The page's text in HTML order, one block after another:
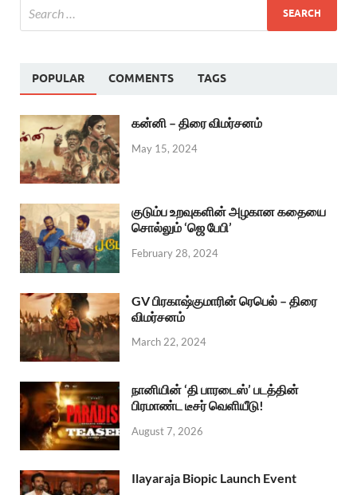
POPULAR COMMENTS TAGS
கன்னி – திரை விமர்சனம்
May 15, 2024
குடும்ப உறவுகளின் அழகான கதையை
சொல்லும் ‘ஜெ பேபி’
February 28, 2024
GV பிரகாஷ்குமாரின் ரெபெல் – திரை
விமர்சனம்
March 22, 2024
நானியின் ‘தி பாரடைஸ்’ படத்தின்
பிரமாண்ட டீசர் வெளியீடு!
August 7, 2026
Ilayaraja Biopic Launch Event